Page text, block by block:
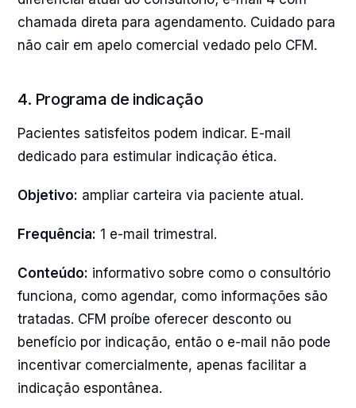
chamada direta para agendamento. Cuidado para
não cair em apelo comercial vedado pelo CFM.
4. Programa de indicação
Pacientes satisfeitos podem indicar. E-mail
dedicado para estimular indicação ética.
Objetivo: ampliar carteira via paciente atual.
Frequência: 1 e-mail trimestral.
Conteúdo: informativo sobre como o consultório
funciona, como agendar, como informações são
tratadas. CFM proíbe oferecer desconto ou
benefício por indicação, então o e-mail não pode
incentivar comercialmente, apenas facilitar a
indicação espontânea.